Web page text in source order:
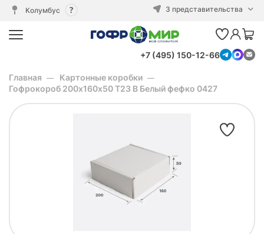
Колумбус 3 представительства
+7 (495) 150-12-66
Главная
Картонные коробки
Гофрокороб 200х160х50 Т23 B Белый фефко 0427